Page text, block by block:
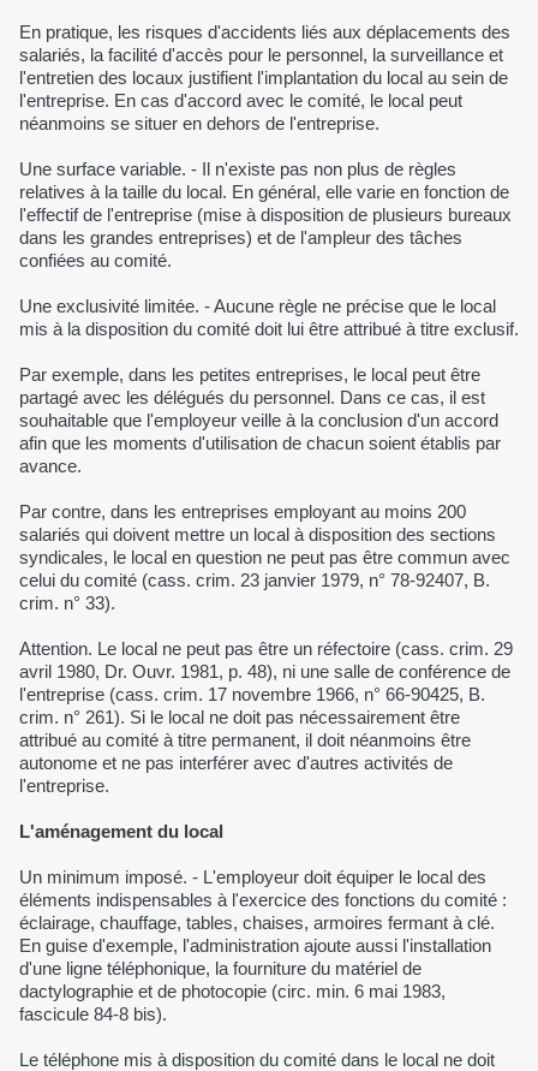
En pratique, les risques d'accidents liés aux déplacements des
salariés, la facilité d'accès pour le personnel, la surveillance et
l'entretien des locaux justifient l'implantation du local au sein de
l'entreprise. En cas d'accord avec le comité, le local peut
néanmoins se situer en dehors de l'entreprise.
Une surface variable. - Il n'existe pas non plus de règles
relatives à la taille du local. En général, elle varie en fonction de
l'effectif de l'entreprise (mise à disposition de plusieurs bureaux
dans les grandes entreprises) et de l'ampleur des tâches
confiées au comité.
Une exclusivité limitée. - Aucune règle ne précise que le local
mis à la disposition du comité doit lui être attribué à titre exclusif.
Par exemple, dans les petites entreprises, le local peut être
partagé avec les délégués du personnel. Dans ce cas, il est
souhaitable que l'employeur veille à la conclusion d'un accord
afin que les moments d'utilisation de chacun soient établis par
avance.
Par contre, dans les entreprises employant au moins 200
salariés qui doivent mettre un local à disposition des sections
syndicales, le local en question ne peut pas être commun avec
celui du comité (cass. crim. 23 janvier 1979, n° 78-92407, B.
crim. n° 33).
Attention. Le local ne peut pas être un réfectoire (cass. crim. 29
avril 1980, Dr. Ouvr. 1981, p. 48), ni une salle de conférence de
l'entreprise (cass. crim. 17 novembre 1966, n° 66-90425, B.
crim. n° 261). Si le local ne doit pas nécessairement être
attribué au comité à titre permanent, il doit néanmoins être
autonome et ne pas interférer avec d'autres activités de
l'entreprise.
L'aménagement du local
Un minimum imposé. - L'employeur doit équiper le local des
éléments indispensables à l'exercice des fonctions du comité :
éclairage, chauffage, tables, chaises, armoires fermant à clé.
En guise d'exemple, l'administration ajoute aussi l'installation
d'une ligne téléphonique, la fourniture du matériel de
dactylographie et de photocopie (circ. min. 6 mai 1983,
fascicule 84-8 bis).
Le téléphone mis à disposition du comité dans le local ne doit